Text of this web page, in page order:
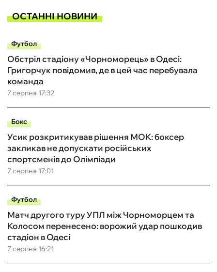
ОСТАННІ НОВИНИ
Футбол
7 серпня 17:32
Обстріл стадіону «Чорноморець» в Одесі:
Григорчук повідомив, де в цей час перебувала
команда
Бокс
7 серпня 17:01
Усик розкритикував рішення МОК: боксер
закликав не допускати російських
спортсменів до Олімпіади
Футбол
7 серпня 16:21
Матч другого туру УПЛ між Чорноморцем та
Колосом перенесено: ворожий удар пошкодив
стадіон в Одесі